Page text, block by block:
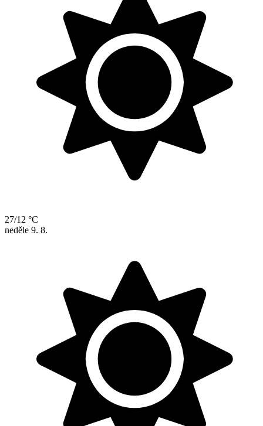
27/12 °C
neděle 9. 8.